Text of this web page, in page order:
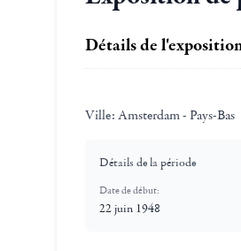
Détails de
Ville: Amsterdam - Pays-Bas
Détails de la période
Date de début:
22 juin 1948